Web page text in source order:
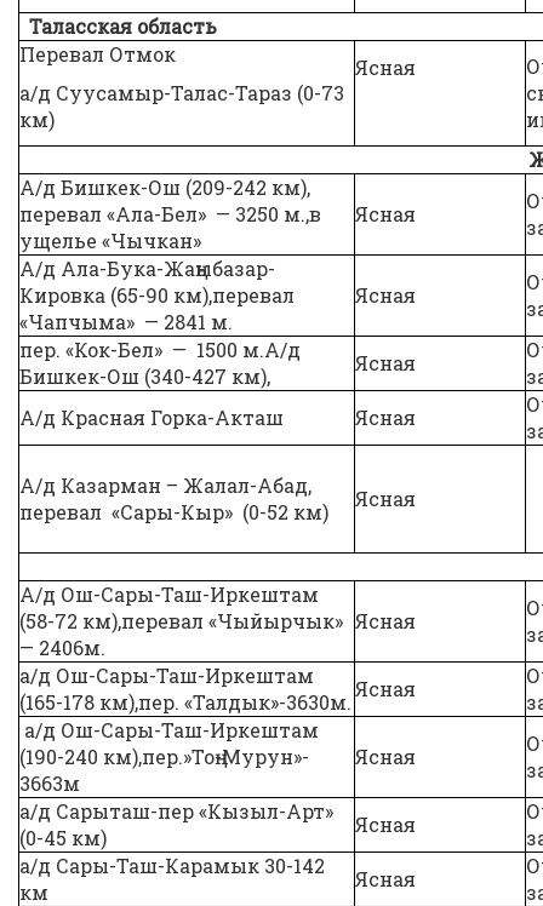
Таласская область
Перевал Отмок
а/д Суусамыр-Талас-Тараз (0-73
км)
Ясная
А/д Бишкек-Ош (209-242 км),
перевал «Ала-Бел» — 3250 м.,в
ущелье «Чычкан»
Ясная
А/д Ала-Бука-Жаңыбазар-
Кировка (65-90 км),перевал
«Чапчыма» — 2841 м.
Ясная
пер. «Кок-Бел» — 1500 м.А/д
Бишкек-Ош (340-427 км),
Ясная
А/д Красная Горка-Акташ
Ясная
А/д Казарман – Жалал-Абад,
перевал «Сары-Кыр» (0-52 км)
Ясная
А/д Ош-Сары-Таш-Иркештам
(58-72 км),перевал «Чыйырчык»
— 2406м.
Ясная
а/д Ош-Сары-Таш-Иркештам
(165-178 км),пер. «Талдык»-3630м.
Ясная
а/д Ош-Сары-Таш-Иркештам
(190-240 км),пер.»Тоң-Мурун»-
3663м
Ясная
а/д Сарыташ-пер «Кызыл-Арт»
(0-45 км)
Ясная
а/д Сары-Таш-Карамык 30-142
км
Ясная